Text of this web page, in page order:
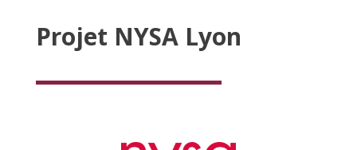
Projet NYSA Lyon